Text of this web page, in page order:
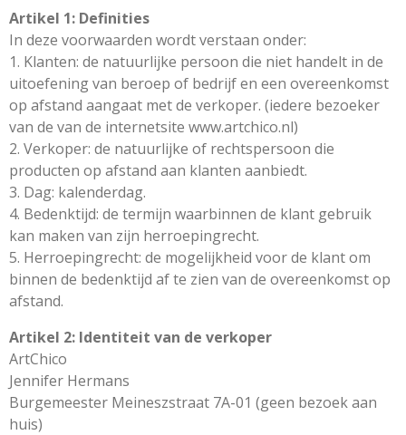
Artikel 1: Definities
In deze voorwaarden wordt verstaan onder:
1. Klanten: de natuurlijke persoon die niet handelt in de
uitoefening van beroep of bedrijf en een overeenkomst
op afstand aangaat met de verkoper. (iedere bezoeker
van de van de internetsite www.artchico.nl)
2. Verkoper: de natuurlijke of rechtspersoon die
producten op afstand aan klanten aanbiedt.
3. Dag: kalenderdag.
4. Bedenktijd: de termijn waarbinnen de klant gebruik
kan maken van zijn herroepingrecht.
5. Herroepingrecht: de mogelijkheid voor de klant om
binnen de bedenktijd af te zien van de overeenkomst op
afstand.
Artikel 2: Identiteit van de verkoper
ArtChico
Jennifer Hermans
Burgemeester Meineszstraat 7A-01 (geen bezoek aan
huis)